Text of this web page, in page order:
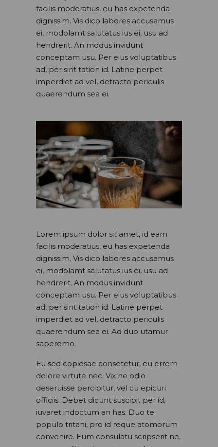
facilis moderatius, eu has expetenda
dignissim. Vis dico labores accusamus
ei, modolamt salutatus ius ei, usu ad
hendrerit. An modus invidunt
conceptam usu. Per eius voluptatibus
ad, per sint tation id. Latine perpet
imperdiet ad vel, detracto periculis
quaerendum sea ei.
Lorem ipsum dolor sit amet, id eam
facilis moderatius, eu has expetenda
dignissim. Vis dico labores accusamus
ei, modolamt salutatus ius ei, usu ad
hendrerit. An modus invidunt
conceptam usu. Per eius voluptatibus
ad, per sint tation id. Latine perpet
imperdiet ad vel, detracto periculis
quaerendum sea ei. Ad duo utamur
saperemo.
Eu sed copiosae consetetur, eu errem
dolore virtute nec. Vix ne odio
deseruisse percipitur, vel cu epicuri
officiis. Debet dicunt suscipit per id,
iuvaret indoctum an has. Duo te
populo tritani, pro id reque atomorum
convenire. Eum consulatu scripserit ne,